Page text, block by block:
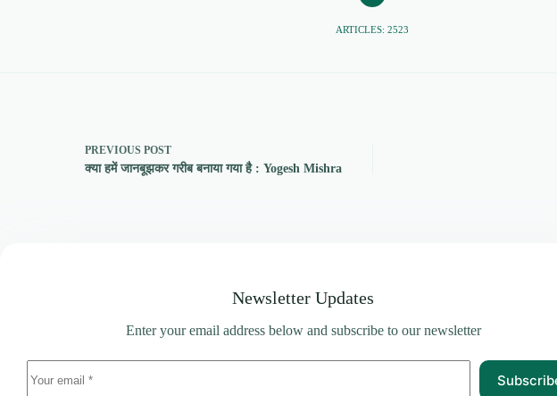
ARTICLES: 2523
PREVIOUS POST
क्या हमें जानबूझकर गरीब बनाया गया है : Yogesh Mishra
Newsletter Updates
Enter your email address below and subscribe to our newsletter